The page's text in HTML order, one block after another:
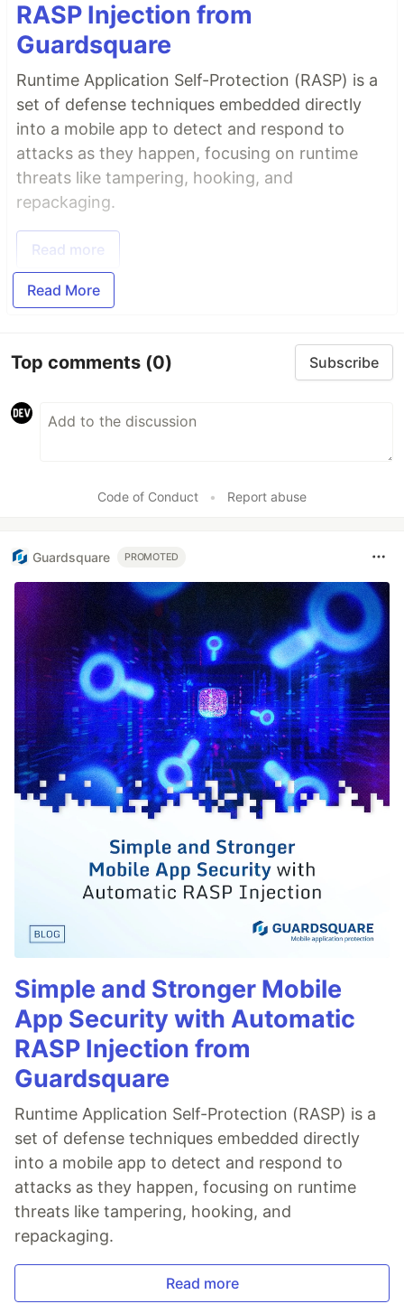
RASP Injection from
Guardsquare
Runtime Application Self-Protection (RASP) is a
set of defense techniques embedded directly
into a mobile app to detect and respond to
attacks as they happen, focusing on runtime
threats like tampering, hooking, and
repackaging.
Read more
Read More
Top comments (0) Subscribe
Code of Conduct • Report abuse
Guardsquare PROMOTED
Simple and Stronger Mobile
App Security with Automatic
RASP Injection from
Guardsquare
Runtime Application Self-Protection (RASP) is a
set of defense techniques embedded directly
into a mobile app to detect and respond to
attacks as they happen, focusing on runtime
threats like tampering, hooking, and
repackaging.
Read more